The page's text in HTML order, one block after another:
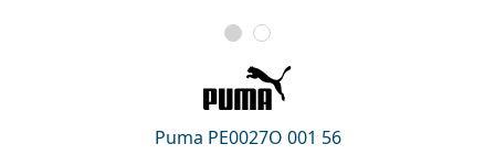
Puma PE0027O 001 56